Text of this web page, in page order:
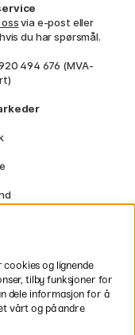
via e-post eller
du har spørsmål.
494 676 (MVA-
fraktvilkårgjelder for
varer.
og lignende
tilby funksjoner for
dele informasjon for å
vårt og på andre